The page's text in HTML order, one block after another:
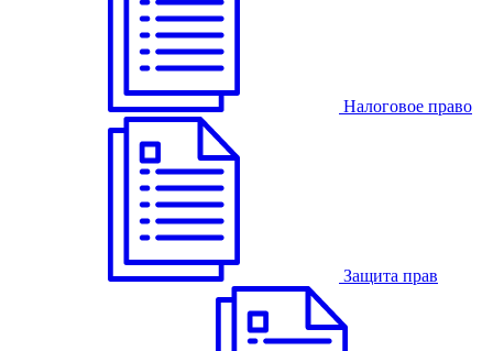
Налоговое право
Защита прав